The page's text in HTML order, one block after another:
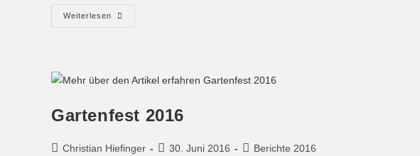
Weiterlesen
Gartenfest 2016
Christian Hiefinger 30. Juni 2016 Berichte 2016